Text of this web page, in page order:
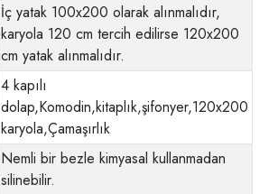
İç yatak 100x200 olarak alınmalıdır,
karyola 120 cm tercih edilirse 120x200
cm yatak alınmalıdır.
4 kapılı
dolap,Komodin,kitaplık,şifonyer,120x200
karyola,Çamaşırlık
Nemli bir bezle kimyasal kullanmadan
silinebilir.